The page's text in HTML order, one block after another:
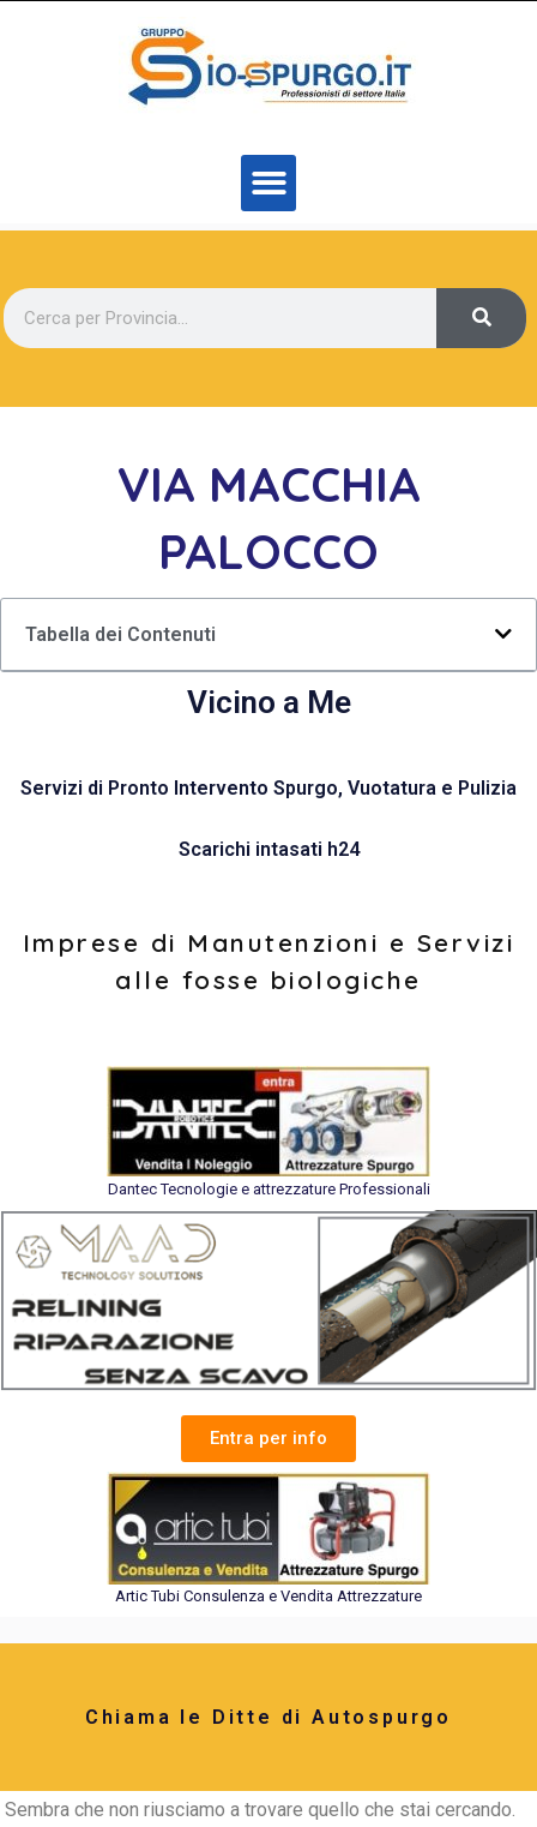
VIA MACCHIA
PALOCCO
Tabella dei Contenuti
Vicino a Me
Servizi di Pronto Intervento Spurgo, Vuotatura e Pulizia
Scarichi intasati h24
Imprese di Manutenzioni e Servizi
alle fosse biologiche
Dantec Tecnologie e attrezzature Professionali
Entra per info
Artic Tubi Consulenza e Vendita Attrezzature
Chiama le Ditte di Autospurgo
Sembra che non riusciamo a trovare quello che stai cercando.